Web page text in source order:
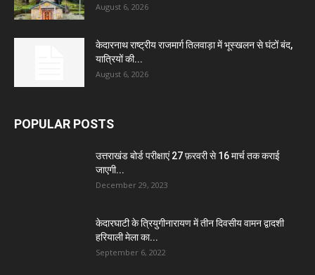
August 6, 2026
केदारनाथ राष्ट्रीय राजमार्ग तिलवाड़ा में भूस्खलन से घंटों बंद,
यात्रियों की...
August 6, 2026
POPULAR POSTS
उत्तराखंड बोर्ड परीक्षाएं 27 फ़रवरी से 16 मार्च तक कराई
जाएगी...
December 29, 2023
केदारघाटी के त्रियुगीनारायण में तीन दिवसीय वामन द्वादशी
हरियाली मेला का...
September 6, 2022